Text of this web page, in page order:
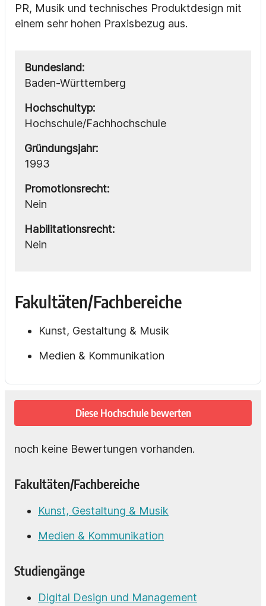
PR, Musik und technisches Produktdesign mit
einem sehr hohen Praxisbezug aus.
Bundesland:
Baden-Württemberg
Hochschultyp:
Hochschule/Fachhochschule
Gründungsjahr:
1993
Promotionsrecht:
Nein
Habilitationsrecht:
Nein
Fakultäten/Fachbereiche
Kunst, Gestaltung & Musik
Medien & Kommunikation
Diese Hochschule bewerten
noch keine Bewertungen vorhanden.
Fakultäten/Fachbereiche
Kunst, Gestaltung & Musik
Medien & Kommunikation
Studiengänge
Digital Design und Management